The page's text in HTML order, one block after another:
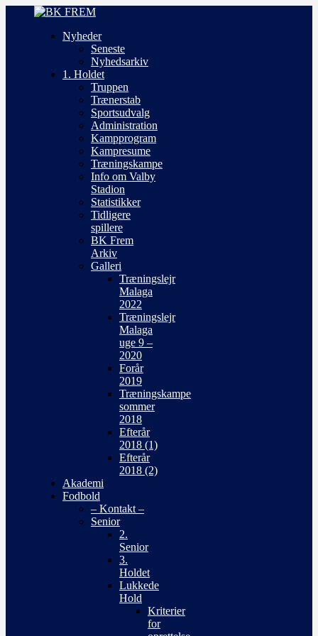
Nyheder
Seneste
Nyhedsarkiv
1. Holdet
Truppen
Trænerstab
Sportsudvalg
Administration
Kampprogram
Kampresume
Træningskampe
Info om Valby
Stadion
Statistikker
Tidligere
spillere
BK Frem
Arkiv
Galleri
Træningslejr
Malaga
2022
Træningslejr
Malaga
uge 9 –
2020
Forår
2019
Træningskampe
sommer
2018
Efterår
2018 (1)
Efterår
2018 (2)
Akademi
Fodbold
– Kontakt –
Senior
2.
Senior
3.
Holdet
Lukkede
Hold
Kriterier
for